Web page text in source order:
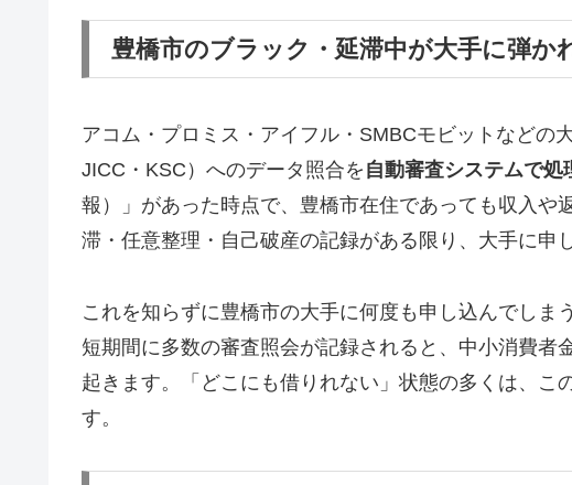
豊橋市のブラック・延滞中が大手に弾か
アコム・プロミス・アイフル・SMBCモビットなどの
JICC・KSC）へのデータ照合を 自動審査システムで処
報）」があった時点で、豊橋市在住であっても収入や
滞・任意整理・自己破産の記録がある限り、大手に申
これを知らずに豊橋市の大手に何度も申し込んでしま
短期間に多数の審査照会が記録されると、中小消費者
起きます。「どこにも借りれない」状態の多くは、こ
す。